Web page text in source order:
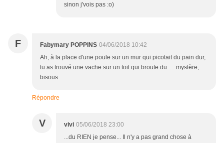
sinon j'vois pas :o)
F Fabymary POPPINS 04/06/2018 10:42
Ah, à la place d'une poule sur un mur qui picotait du pain dur,
tu as trouvé une vache sur un toit qui broute du..... mystère,
bisous
Répondre
V vivi 05/06/2018 23:00
...du RIEN je pense... Il n'y a pas grand chose à